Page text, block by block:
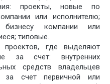
проекты, новые по
или исполнителю;
бизнесу компании или
типовые.
проектов, где выделяют
за счет: внутренних
средств владельцев
счет первичной или